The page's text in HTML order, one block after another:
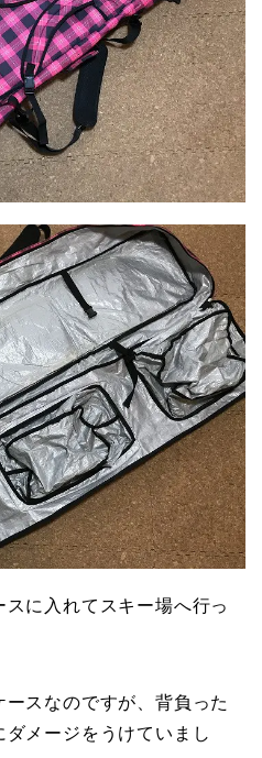
に入れてスキー場へ行っ
スなのですが、背負った
メージをうけていまし